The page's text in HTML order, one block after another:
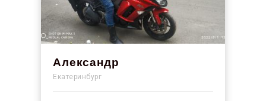
Александр
Екатеринбург